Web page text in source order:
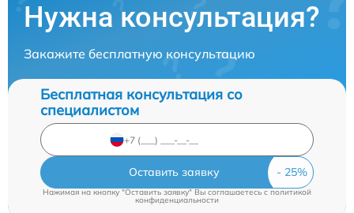
Нужна консультация?
Закажите бесплатную консультацию
Бесплатная консультация со
специалистом
Оставить заявку
Нажимая на кнопку "Оставить заявку" Вы соглашаетесь c политикой
конфиденциальности